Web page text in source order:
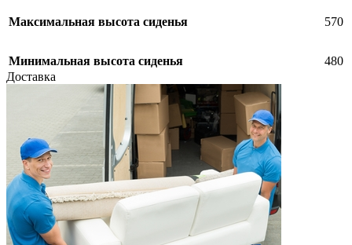
Максимальная высота сиденья 570
Минимальная высота сиденья
480
Доставка